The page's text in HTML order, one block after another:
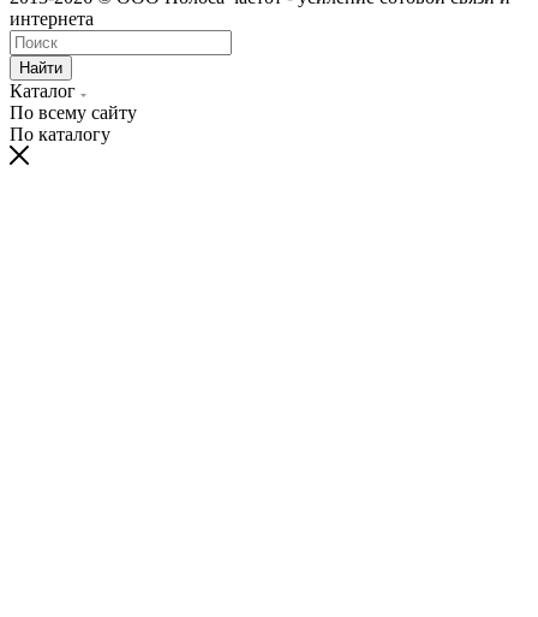
интернета
Найти
Каталог
По всему сайту
По каталогу